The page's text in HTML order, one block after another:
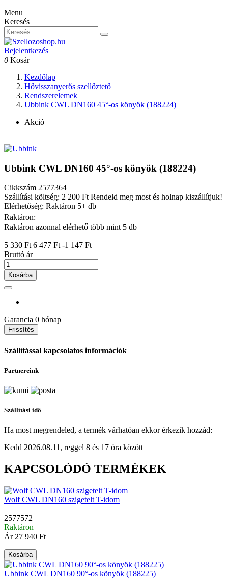
Menu
Keresés
Bejelentkezés
0 Kosár
Kezdőlap
Hővisszanyerős szellőztető
Rendszerelemek
Ubbink CWL DN160 45°-os könyök (188224)
Akció
Ubbink CWL DN160 45°-os könyök (188224)
Cikkszám 2577364
Szállítási költség: 2 200 FtRendeld meg most és holnap kiszállítjuk!
Elérhetőség: Raktáron 5+ db
Raktáron:
Raktáron azonnal elérhető több mint 5 db
5 330 Ft 6 477 Ft -1 147 Ft
Bruttó ár
Kosárba
Garancia 0 hónap
Szállítással kapcsolatos információk
Partnereink
Szállítási idő
Ha most megrendeled, a termék várhatóan ekkor érkezik hozzád:
Kedd 2026.08.11, reggel 8 és 17 óra között
KAPCSOLÓDÓ TERMÉKEK
Wolf CWL DN160 szigetelt T-idom
2577572
Raktáron
Ár 27 940 Ft
Kosárba
Ubbink CWL DN160 90°-os könyök (188225)